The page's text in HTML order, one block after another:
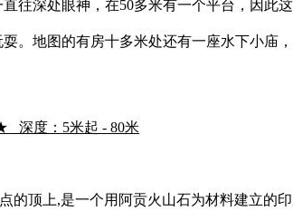
往深处眼神，在50多米有一个平台，因
。地图的有房十多米处还有一座水下小庙
度：5米起 - 80米
的顶上,是一个用阿贡火山石为材料建立的